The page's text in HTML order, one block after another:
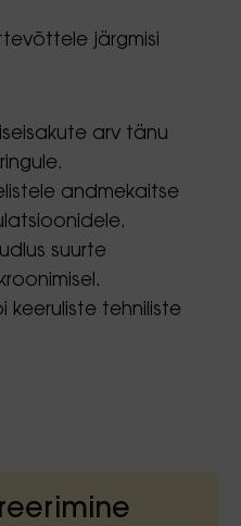
järgmisi
arv tänu
andmekaitse
suurte
keeruliste tehniliste